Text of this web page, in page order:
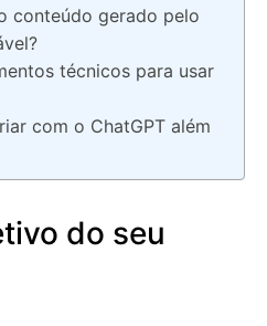
conteúdo gerado pelo
técnicos para usar
com o ChatGPT além
do seu